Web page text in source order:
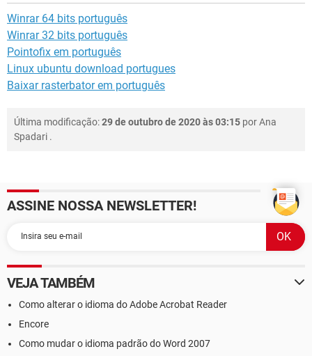
Winrar 64 bits português
Winrar 32 bits português
Pointofix em português
Linux ubuntu download portugues
Baixar rasterbator em português
Última modificação:29 de outubro de 2020 às 03:15 porAna
Spadari .
ASSINE NOSSA NEWSLETTER!
VEJA TAMBÉM
Como alterar o idioma do Adobe Acrobat Reader
Encore
Como mudar o idioma padrão do Word 2007